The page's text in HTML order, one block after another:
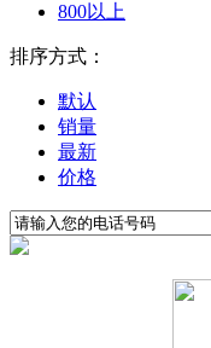
800以上
排序方式：
默认
销量
最新
价格